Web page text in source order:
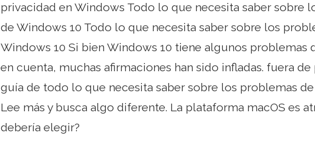
privacidad en Windows Todo lo que necesita saber sobre
de Windows 10 Todo lo que necesita saber sobre los
Windows 10 Si bien Windows 10 tiene algunos problemas
en cuenta, muchas afirmaciones han sido infladas. fuera
guía de todo lo que necesita saber sobre los problemas
Lee más y busca algo diferente. La plataforma macOS es
debería elegir?